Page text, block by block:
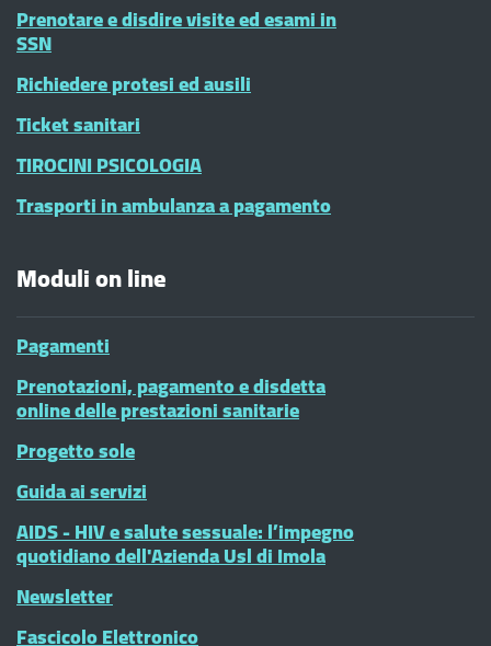
Prenotare e disdire visite ed esami in
SSN
Richiedere protesi ed ausili
Ticket sanitari
TIROCINI PSICOLOGIA
Trasporti in ambulanza a pagamento
Moduli on line
Pagamenti
Prenotazioni, pagamento e disdetta
online delle prestazioni sanitarie
Progetto sole
Guida ai servizi
AIDS - HIV e salute sessuale: l’impegno
quotidiano dell'Azienda Usl di Imola
Newsletter
Fascicolo Elettronico